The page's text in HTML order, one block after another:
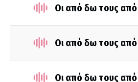
Οι από δω τους
Οι από δω τους
Οι από δω τους